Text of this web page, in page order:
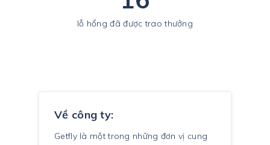
lỗ hổng đã được trao thưởng
Về công ty:
Getfly là một trong những đơn vị cung